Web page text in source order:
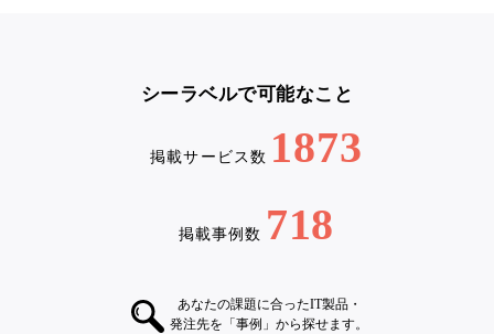
シーラベルで可能なこと
掲載サービス数 1873
掲載事例数 718
あなたの課題に合ったIT製品・
発注先を「事例」から探せます。